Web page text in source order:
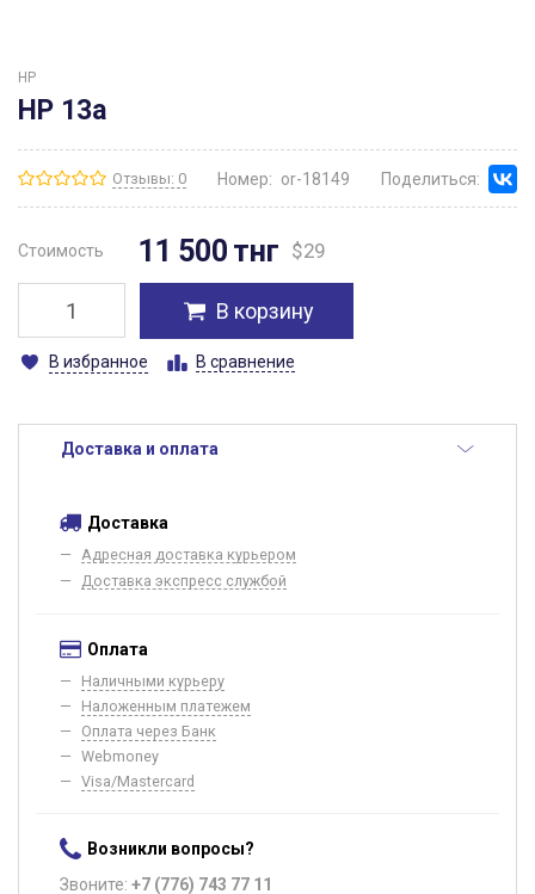
HP
HP 13а
Отзывы: 0 Номер: or-18149 Поделиться:
Стоимость 11 500 тнг $29
В корзину
В избранное В сравнение
Доставка и оплата
Доставка
Адресная доставка курьером
Доставка экспресс службой
Оплата
Наличными курьеру
Наложенным платежем
Оплата через Банк
Webmoney
Visa/Mastercard
Возникли вопросы?
Звоните: +7 (776) 743 77 11